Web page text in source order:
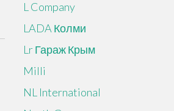
L Company
LADA Колми
Lr Гараж Крым
Milli
NL International